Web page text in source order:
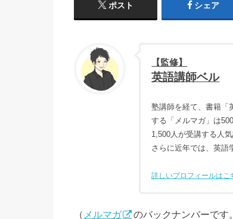
ポスト シェア
【監修】
英語講師ベル
塾講師を経て、書籍「
する「メルマガ」は
1,500人が受講する人
さらに近年では、英語
詳しいプロフィールはこ
（ メルマガ のバックナンバーです